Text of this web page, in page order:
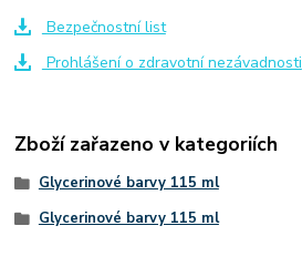
Bezpečnostní list
Prohlášení o zdravotní nezávadnosti
Zboží zařazeno v kategoriích
Glycerinové barvy 115 ml
Glycerinové barvy 115 ml